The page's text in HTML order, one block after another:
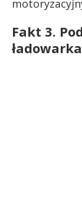
Fakt 3.